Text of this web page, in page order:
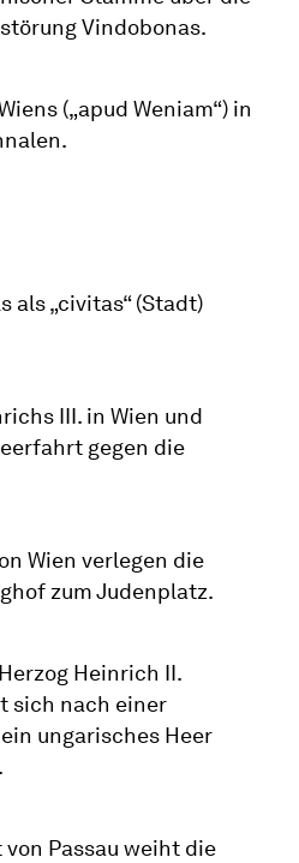
Vindobonas.
(„apud Weniam“) in
als „civitas“ (Stadt)
III. in Wien und
gegen die
Wien verlegen die
zum Judenplatz.
Heinrich II.
sich nach einer
ungarisches Heer
Passau weiht die